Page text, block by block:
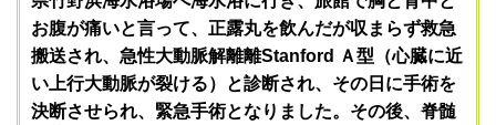
お腹が痛いと言って、正露丸を飲んだが収まらず救急
搬送され、急性大動脈解離離Stanford Ａ型（心臓に近
い上行大動脈が裂ける）と診断され、その日に手術を
決断させられ、緊急手術となりました。その後、脊髄